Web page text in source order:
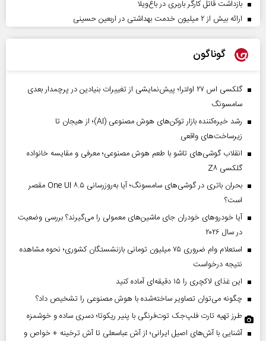
بازداشت قاتل کارگر باربری در باغ‌ویلا
ارائه بیش از ۲ میلیون خدمت بهداشتی در اربعین حسینی
گوناگون
گلکسی اس ۲۷ اولترا؛ پیش‌نمایشی از تغییرات بنیادین در پرچمدار بعدی
سامسونگ
رشد خیره‌کننده بازار توکن‌های هوش مصنوعی (AI)؛ از هیجان تا
زیرساخت‌های واقعی
انقلاب گوشی‌های تاشو‌ با طعم هوش مصنوعی؛ معرفی و مقایسه خانواده
گلکسی Z۸
بحران باتری در گوشی‌های سامسونگ؛ آیا به‌روزرسانی One UI ۸.۵ مقصر
است؟
آیا خودروهای خودران جای ماشین‌های معمولی را می‌گیرند؟ بررسی وضعیت
در سال ۲۰۲۶
استعلام وام ضروری ۷۵ میلیون تومانی بازنشستگان کشوری؛ نحوه مشاهده
نتیجه درخواست
این غذای لاکچری را ۱۵ دقیقه‌ای آماده کنید
چگونه می‌توان تصاویر ساخته‌شده با هوش مصنوعی را تشخیص داد؟
طرز تهیه تارت فلپ‌جک توت‌فرنگی با پنیر ریکوتا؛ دسری ساده و خوشمزه
آشنایی با آش‌های اصیل ایرانی؛ از آش عباسعلی تا آش ترخینه + خواص و